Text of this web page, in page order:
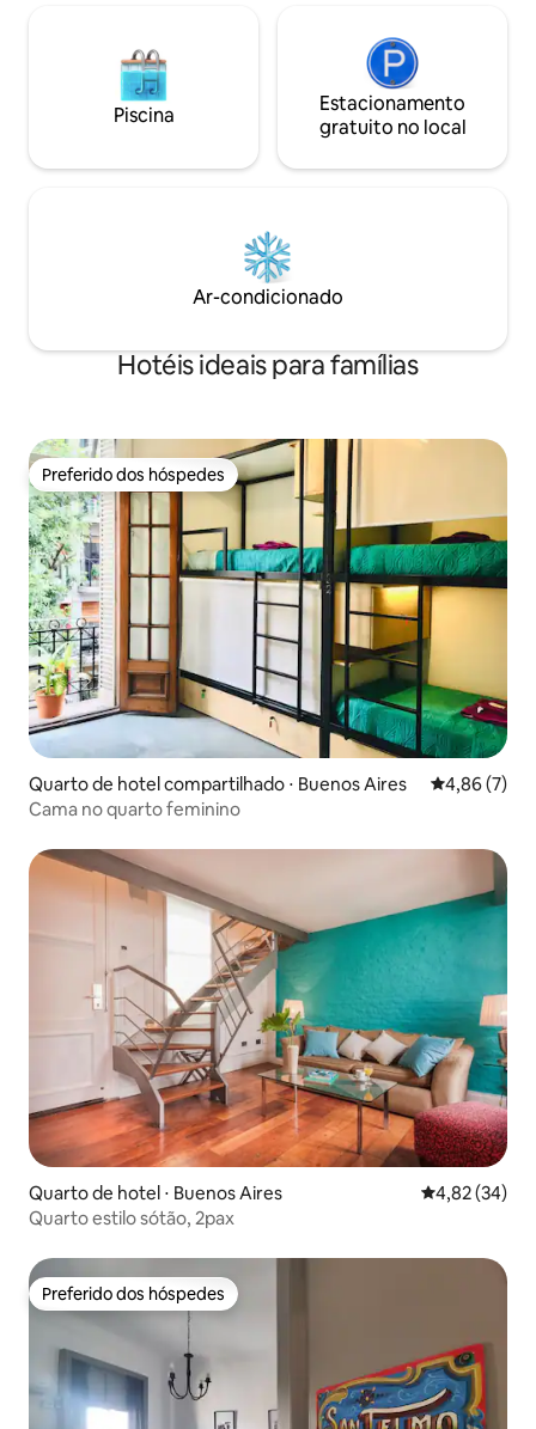
Piscina
Estacionamento
gratuito no local
Ar-condicionado
Hotéis ideais para famílias
Preferido dos hóspedes
Preferido dos hóspedes
Quarto de hotel compartilhado ⋅ Buenos Aires 4,86 de uma
4,86 (7)
Cama no quarto feminino
Quarto de hotel ⋅ Buenos Aires 4,82 de uma
4,82 (34)
Quarto estilo sótão, 2pax
Preferido dos hóspedes
Preferido dos hóspedes